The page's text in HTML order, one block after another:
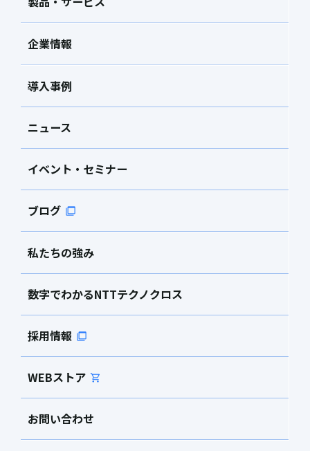
企業情報
導入事例
ニュース
イベント・セミナー
ブログ
私たちの強み
数字でわかるNTTテクノクロス
採用情報
WEBストア
お問い合わせ